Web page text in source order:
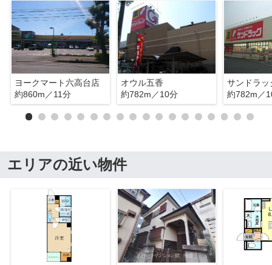
ヨークマート六高台店
約860m／11分
オウル五香
約782m／10分
サンドラッ
約782m／
エリアの近い物件